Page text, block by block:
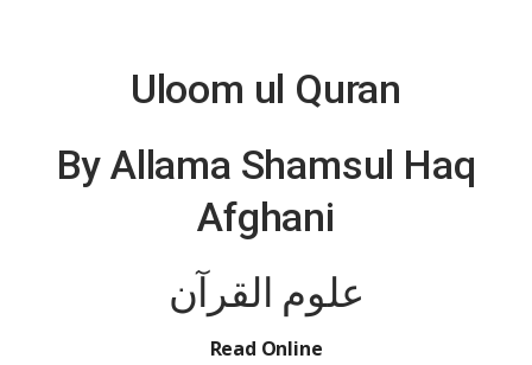
Uloom ul Quran
By Allama Shamsul Haq
Afghani
علوم القرآن
Read Online